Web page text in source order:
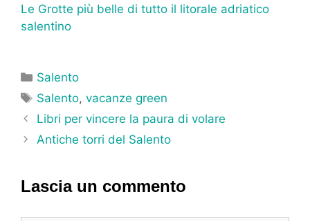
Le Grotte più belle di tutto il litorale adriatico
salentino
Categorie
Salento
Tag
Salento,vacanze green
Libri per vincere la paura di volare
Antiche torri del Salento
Lascia un commento